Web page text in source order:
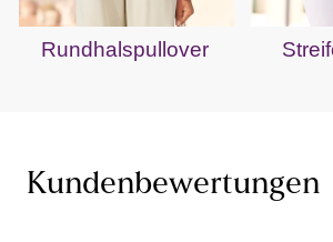
Rundhalspullover
Kundenbewertungen